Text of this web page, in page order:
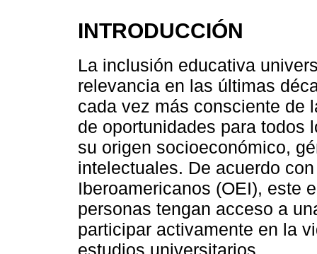
INTRODUCCIÓN
La inclusión educativa
relevancia en las últimas
cada vez más consciente de
de oportunidades para todos
su origen socioeconómico,
intelectuales. De acuerdo
Iberoamericanos (OEI), este
personas tengan acceso a
participar activamente en la
estudios universitarios.